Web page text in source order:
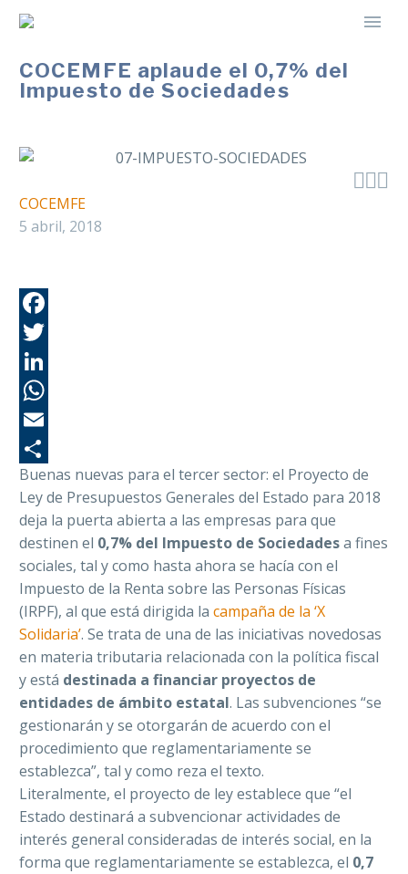
COCEMFE aplaude el 0,7% del
Impuesto de Sociedades

COCEMFE
5 abril, 2018
Buenas nuevas para el tercer sector: el Proyecto de
Ley de Presupuestos Generales del Estado para 2018
deja la puerta abierta a las empresas para que
destinen el 0,7% del Impuesto de Sociedadesa fines
sociales, tal y como hasta ahora se hacía con el
Impuesto de la Renta sobre las Personas Físicas
(IRPF), al que está dirigida la campaña de la ‘X
Solidaria’. Se trata de una de las iniciativas novedosas
en materia tributaria relacionada con la política fiscal
y está destinada a financiar proyectos de
entidades de ámbito estatal. Las subvenciones “se
gestionarán y se otorgarán de acuerdo con el
procedimiento que reglamentariamente se
establezca”, tal y como reza el texto.
Literalmente, el proyecto de ley establece que “el
Estado destinará a subvencionar actividades de
interés general consideradas de interés social, en la
forma que reglamentariamente se establezca, el 0,7